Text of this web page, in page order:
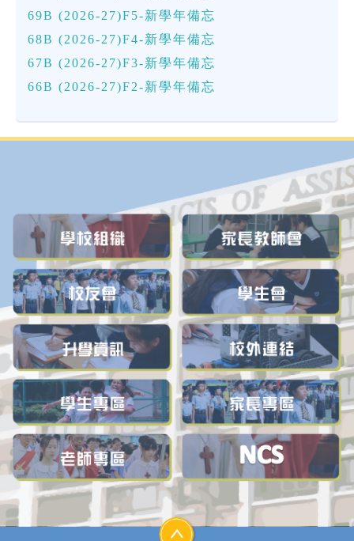
69B (2026-27)F5-新學年備忘
68B (2026-27)F4-新學年備忘
67B (2026-27)F3-新學年備忘
66B (2026-27)F2-新學年備忘